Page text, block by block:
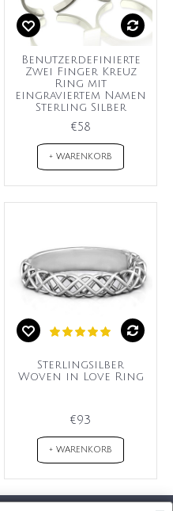
Benutzerdefinierte
Zwei Finger Kreuz
Ring mit
eingraviertem Namen
Sterling Silber
€58
+ WARENKORB
Sterlingsilber
Woven in Love Ring
€93
+ WARENKORB